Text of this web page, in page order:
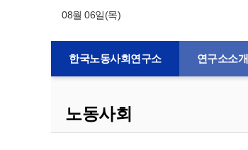
08월 06일(목)
한국노동사회연구소 연구소소개
노동사회